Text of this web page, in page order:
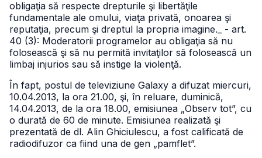
obligaţia să respecte drepturile şi libertăţile
fundamentale ale omului, viaţa privată, onoarea şi
reputaţia, precum şi dreptul la propria imagine. _ - art.
40 (3): Moderatorii programelor au obligaţia să nu
folosească şi să nu permită invitaţilor să folosească un
limbaj injurios sau să instige la violenţă.
În fapt, postul de televiziune Galaxy a difuzat miercuri,
10.04.2013, la ora 21.00, şi, în reluare, duminică,
14.04.2013, de la ora 18.00, emisiunea „Observ tot”, cu
o durată de 60 de minute. Emisiunea realizată şi
prezentată de dl. Alin Ghiciulescu, a fost calificată de
radiodifuzor ca fiind una de gen „pamflet”.